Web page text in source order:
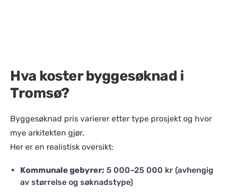
Hva koster byggesøknad i
Tromsø?
Byggesøknad pris varierer etter type prosjekt og hvor
mye arkitekten gjør.
Her er en realistisk oversikt:
Kommunale gebyrer: 5 000–25 000 kr (avhengig
av størrelse og søknadstype)